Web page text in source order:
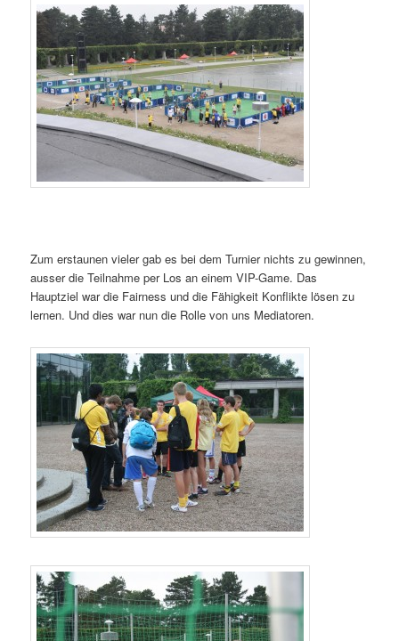
Zum erstaunen vieler gab es bei dem Turnier nichts zu gewinnen,
ausser die Teilnahme per Los an einem VIP-Game. Das
Hauptziel war die Fairness und die Fähigkeit Konflikte lösen zu
lernen. Und dies war nun die Rolle von uns Mediatoren.